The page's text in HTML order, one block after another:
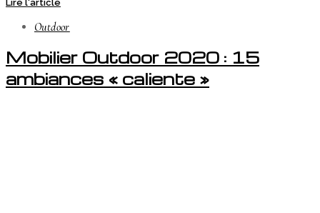
Lire l'article
Outdoor
Mobilier Outdoor 2020 : 15
ambiances « caliente »